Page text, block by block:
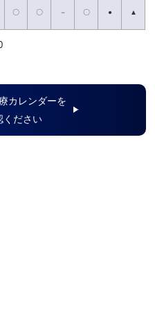
〇 〇 － 〇 ● ▲
カレンダーを
ください